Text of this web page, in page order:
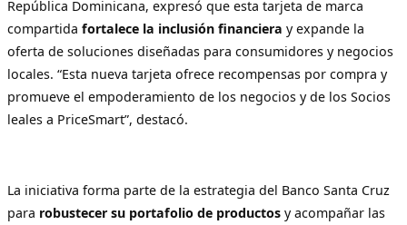
República Dominicana, expresó que esta tarjeta de marca
compartida fortalece la inclusión financiera y expande la
oferta de soluciones diseñadas para consumidores y negocios
locales. “Esta nueva tarjeta ofrece recompensas por compra y
promueve el empoderamiento de los negocios y de los Socios
leales a PriceSmart”, destacó.
La iniciativa forma parte de la estrategia del Banco Santa Cruz
para robustecer su portafolio de productos y acompañar las